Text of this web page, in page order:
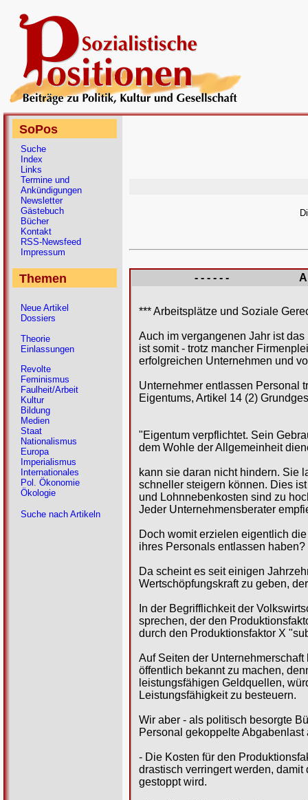
- - - - - -
*** Arbeitsplätze und Soziale
Auch im vergangenen Jahr ist
ist somit - trotz mancher
erfolgreichen Unternehmen und
Unternehmer entlassen Personal
Eigentums, Artikel 14 (2)
"Eigentum verpflichtet. Sein
dem Wohle der Allgemeinheit
kann sie daran nicht hindern. Sie
schneller steigern können. Dies
und Lohnnebenkosten sind zu
Jeder Unternehmensberater
Doch womit erzielen eigentlich
ihres Personals entlassen haben?
Da scheint es seit einigen
Wertschöpfungskraft zu geben,
In der Begrifflichkeit der
sprechen, der den
durch den Produktionsfaktor X
Auf Seiten der
öffentlich bekannt zu machen,
leistungsfähigen Geldquellen,
Leistungsfähigkeit zu besteuern.
Wir aber - als politisch besorgte
Personal gekoppelte
- Die Kosten für den
drastisch verringert werden,
gestoppt wird.
SoPos
Suche
Index
Links
Termine und
Ankündigungen
Newsletter
Gästebuch
Bücher
Kontakt
RSS-Newsfeed
Impressum
Themen
Neue Artikel
Dossiers
Theorie
Einlassungen
Revolte
Feminismus
Faulheit/Arbeit
Kultur
Bildung
Medien
Staat
Nationalismus
Europa
Imperialismus
Internationales
Pol. Ökonomie
Ökologie
Suche nach Artikeln